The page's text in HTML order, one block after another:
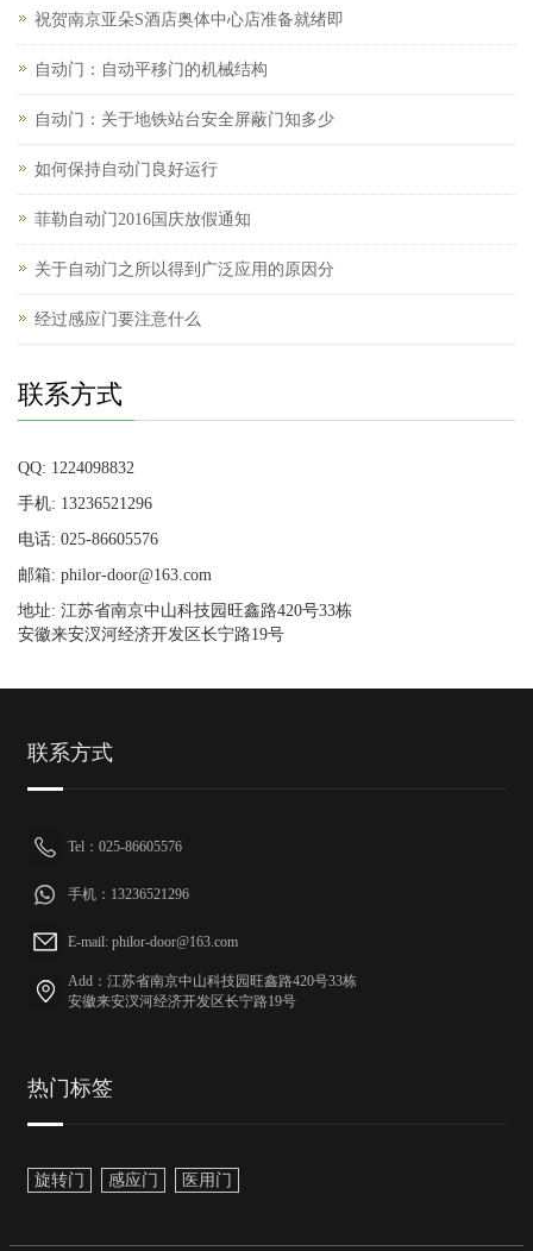
祝贺南京亚朵S酒店奥体中心店准备就绪即
自动门：自动平移门的机械结构
自动门：关于地铁站台安全屏蔽门知多少
如何保持自动门良好运行
菲勒自动门2016国庆放假通知
关于自动门之所以得到广泛应用的原因分
经过感应门要注意什么
联系方式
QQ: 1224098832
手机: 13236521296
电话: 025-86605576
邮箱: philor-door@163.com
地址: 江苏省南京中山科技园旺鑫路420号33栋
安徽来安汊河经济开发区长宁路19号
联系方式
Tel：025-86605576
手机：13236521296
E-mail: philor-door@163.com
Add：江苏省南京中山科技园旺鑫路420号33栋
安徽来安汊河经济开发区长宁路19号
热门标签
旋转门 感应门 医用门